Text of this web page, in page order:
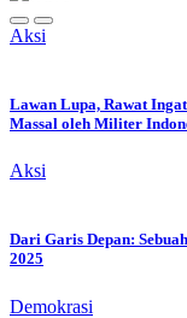
Aksi
Lawan Lupa, Rawat
Massal oleh Militer
Aksi
Dari Garis Depan:
2025
Demokrasi